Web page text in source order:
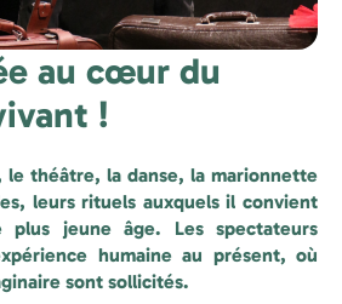
au cœur du
!
le théâtre, la danse, la marionnette
leurs rituels auxquels il convient
jeune âge. Les spectateurs
humaine au présent, où
sont sollicités.